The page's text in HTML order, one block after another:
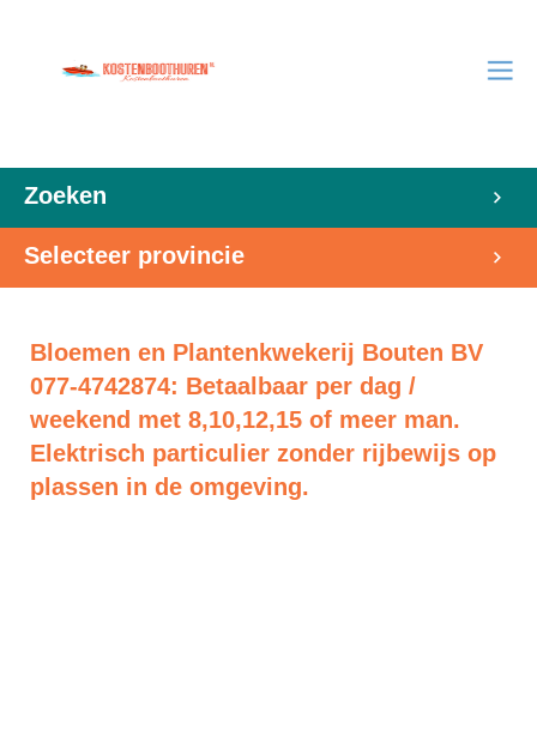
Zoeken
Selecteer provincie
Bloemen en Plantenkwekerij Bouten BV
077-4742874: Betaalbaar per dag /
weekend met 8,10,12,15 of meer man.
Elektrisch particulier zonder rijbewijs op
plassen in de omgeving.